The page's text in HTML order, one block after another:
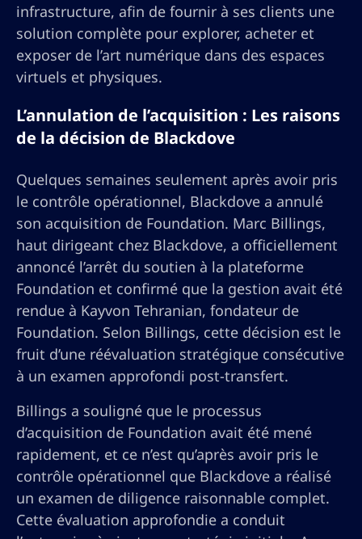
infrastructure, afin de fournir à ses clients une
solution complète pour explorer, acheter et
exposer de l’art numérique dans des espaces
virtuels et physiques.
L’annulation de l’acquisition : Les raisons
de la décision de Blackdove
Quelques semaines seulement après avoir pris
le contrôle opérationnel, Blackdove a annulé
son acquisition de Foundation. Marc Billings,
haut dirigeant chez Blackdove, a officiellement
annoncé l’arrêt du soutien à la plateforme
Foundation et confirmé que la gestion avait été
rendue à Kayvon Tehranian, fondateur de
Foundation. Selon Billings, cette décision est le
fruit d’une réévaluation stratégique consécutive
à un examen approfondi post-transfert.
Billings a souligné que le processus
d’acquisition de Foundation avait été mené
rapidement, et ce n’est qu’après avoir pris le
contrôle opérationnel que Blackdove a réalisé
un examen de diligence raisonnable complet.
Cette évaluation approfondie a conduit